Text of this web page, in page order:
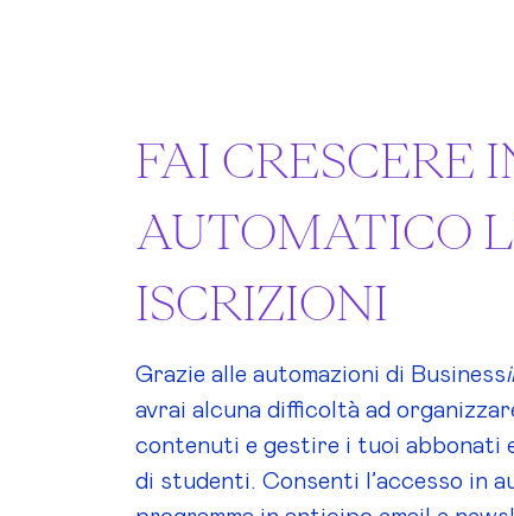
FAI CRESCERE
AUTOMATICO
ISCRIZIONI
Grazie alle automazioni di Business
avrai alcuna difficoltà ad
contenuti e gestire i tuoi abbonati
di studenti. Consenti l’accesso in